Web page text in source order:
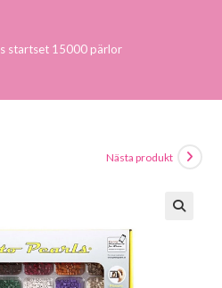
startset 15000 pärlor
Nästa produkt